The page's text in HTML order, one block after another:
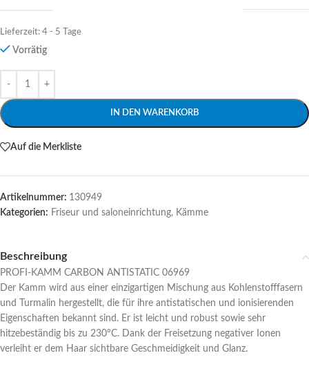
Lieferzeit: 4 - 5 Tage
Vorrätig
IN DEN WARENKORB
Alternative:
Auf die Merkliste
Artikelnummer: 130949
Kategorien: Friseur und saloneinrichtung, Kämme
Beschreibung
PROFI-KAMM CARBON ANTISTATIC 06969
Der Kamm wird aus einer einzigartigen Mischung aus Kohlenstofffasern
und Turmalin hergestellt, die für ihre antistatischen und ionisierenden
Eigenschaften bekannt sind. Er ist leicht und robust sowie sehr
hitzebeständig bis zu 230°C. Dank der Freisetzung negativer Ionen
verleiht er dem Haar sichtbare Geschmeidigkeit und Glanz.